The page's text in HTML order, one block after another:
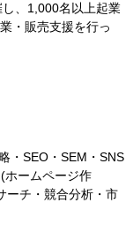
、1,000名以上起業
・販売支援を行っ
・SEO・SEM・SNS
ームページ作
チ・競合分析・市